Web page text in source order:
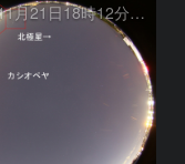
2017年11月21日18時12分の火球